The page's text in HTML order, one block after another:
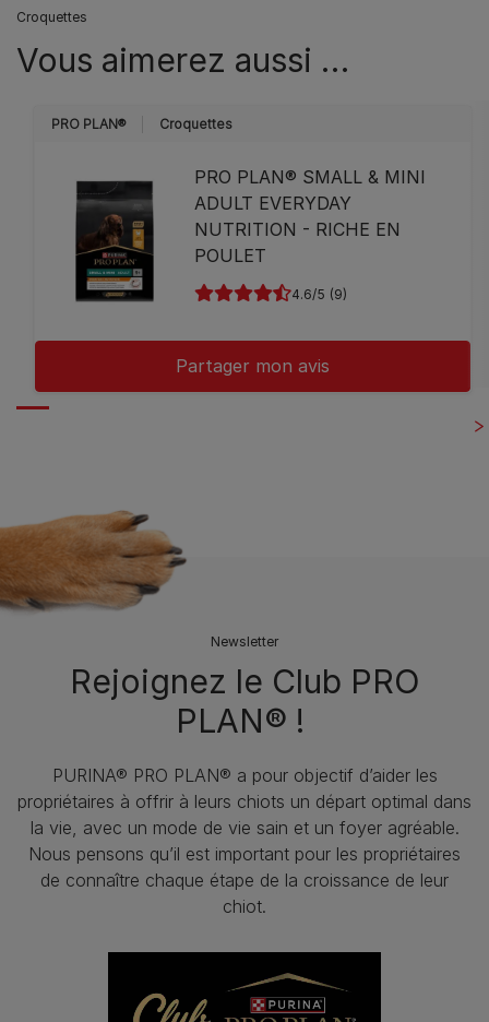
Croquettes
Vous aimerez aussi …
PRO PLAN® Croquettes
PRO PLAN® SMALL & MINI
ADULT EVERYDAY
NUTRITION - RICHE EN
POULET
4.6 (9)
Partager mon avis
Newsletter
Rejoignez le Club PRO
PLAN® !
PURINA® PRO PLAN® a pour objectif d’aider les
propriétaires à offrir à leurs chiots un départ optimal dans
la vie, avec un mode de vie sain et un foyer agréable.
Nous pensons qu’il est important pour les propriétaires
de connaître chaque étape de la croissance de leur
chiot.